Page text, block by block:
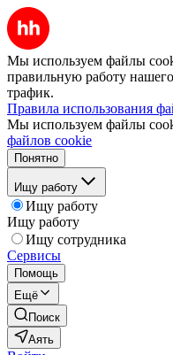
Мы используем файлы
правильную работу
трафик.
Правила использования
Мы используем файлы
файлов cookie
Понятно
Ищу работу
Ищу работу
Ищу работу
Ищу сотрудника
Сервисы
Помощь
Ещё
Поиск
Аять